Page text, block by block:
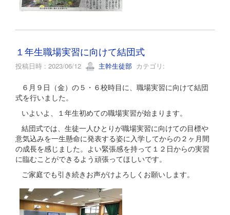
１年生職場実習に向けて結団式
投稿日時 : 2023/06/12 主幹生徒部 カテゴリ:
６月９日（金）の５・６校時目に、職場実習に向けて結団
式を行いました。
いよいよ、１年生初めての職場実習が始まります。
結団式では、生徒一人ひとりが職場実習に向けての目標や
意気込みを一生懸命に発表する姿に入学してからの２ヶ月間
の成長を感じました。よい緊張感を持って１２日からの実習
に臨むことができるよう頑張ってほしいです。
ご家庭でも引き続きお声がけよろしくお願いします。